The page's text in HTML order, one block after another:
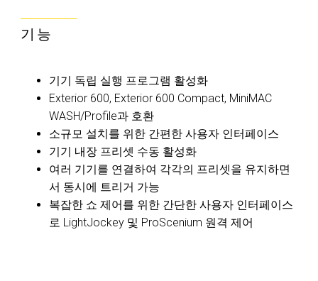
기능
기기 독립 실행 프로그램 활성화
Exterior 600, Exterior 600 Compact, MiniMAC
WASH/Profile과 호환
소규모 설치를 위한 간편한 사용자 인터페이스
기기 내장 프리셋 수동 활성화
여러 기기를 연결하여 각각의 프리셋을 유지하면
서 동시에 트리거 가능
복잡한 쇼 제어를 위한 간단한 사용자 인터페이스
로 LightJockey 및 ProScenium 원격 제어